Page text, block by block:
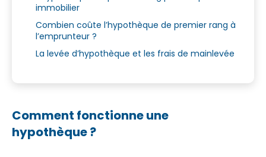
immobilier
Combien coûte l’hypothèque de premier rang à
l’emprunteur ?
La levée d’hypothèque et les frais de mainlevée
Comment fonctionne une
hypothèque ?